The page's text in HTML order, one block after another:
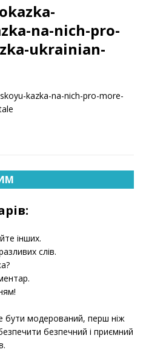
na-nich-pro-
ukrainian-
kazka-na-nich-pro-more-
інших.
слів.
модерований, перш ніж
безпечний і приємний